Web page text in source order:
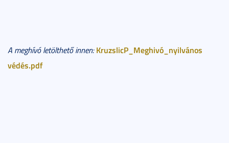
A meghívó letölthető innen: KruzslicP_Meghivó_nyilvános
védés.pdf